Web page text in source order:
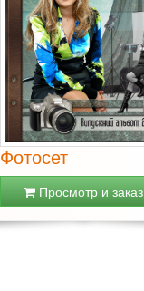
Фотосет
Просмотр и заказ